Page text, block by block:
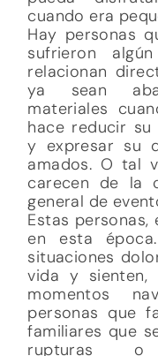
cuando era
Hay personas
sufrieron
relacionan
ya sean
materiales
hace reducir
y expresar su
amados. O tal
carecen de la
general de
Estas personas,
en esta
situaciones
vida y sienten,
momentos
personas que
familiares que
rupturas o